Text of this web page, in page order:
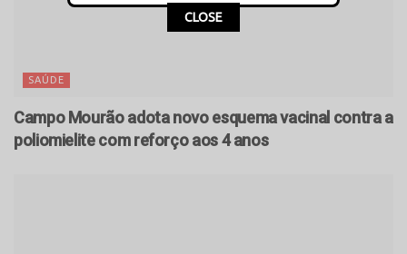
SAÚDE
Campo Mourão adota novo esquema vacinal contra a
poliomielite com reforço aos 4 anos
CLOSE